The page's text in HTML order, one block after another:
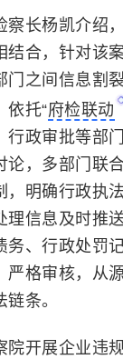
察长杨凯介绍
结合，针对该
门之间信息割
依托“府检联动
行政审批等部
论，多部门联
，明确行政执
理信息及时推
务、行政处罚
严格审核，从
条。
院开展企业违